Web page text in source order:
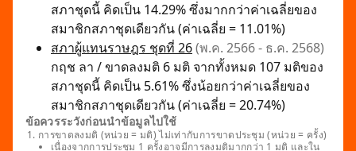
สภาชุดนี้ คิดเป็น 14.29% ซึ่งมากกว่าค่าเฉลี่ยของ
สมาชิกสภาชุดเดียวกัน (ค่าเฉลี่ย = 11.01%)
สภาผู้แทนราษฎร ชุดที่ 26(พ.ค. 2566 - ธ.ค. 2568)
กฤช ลา / ขาดลงมติ 6 มติ จากทั้งหมด 107 มติของ
สภาชุดนี้ คิดเป็น 5.61% ซึ่งน้อยกว่าค่าเฉลี่ยของ
สมาชิกสภาชุดเดียวกัน (ค่าเฉลี่ย = 20.74%)
ข้อควรระวังก่อนนำข้อมูลไปใช้
การขาดลงมติ (หน่วย = มติ) ไม่เท่ากับการขาดประชุม (หน่วย = ครั้ง)
เนื่องจากการประชุม 1 ครั้งอาจมีการลงมติมากกว่า 1 มติ และใน